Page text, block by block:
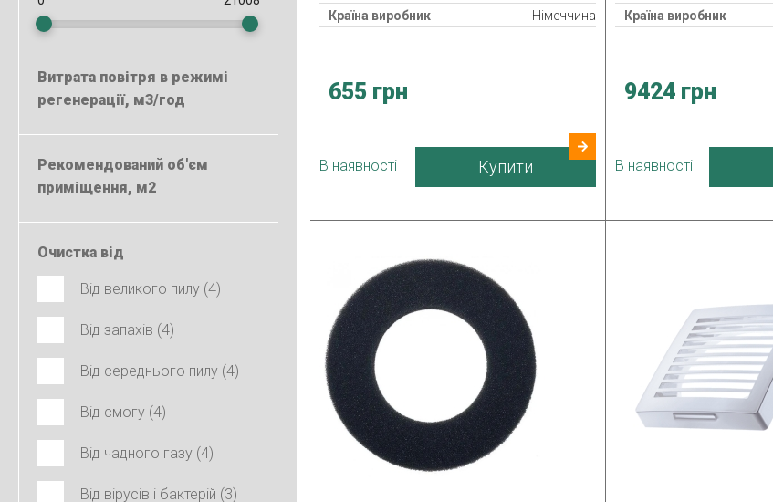
Витрата повітря в режимі
регенерації, м3/год
Рекомендований об'єм
приміщення, м2
Очистка від
Від великого пилу (4)
Від запахів (4)
Від середнього пилу (4)
Від смогу (4)
Від чадного газу (4)
Від вірусів і бактерій (3)
Країна виробник
Німеччина
655 грн
В наявності Купити
Країна виробник
9424 грн
В наявності